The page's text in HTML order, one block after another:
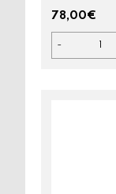
78,00€
-